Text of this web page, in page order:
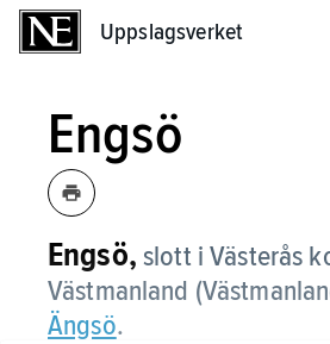
Uppslagsverket
Engsö
Engsö, slott i Västerås
Västmanland
Ängsö.